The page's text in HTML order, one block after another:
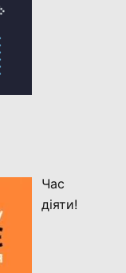
Час
діяти!